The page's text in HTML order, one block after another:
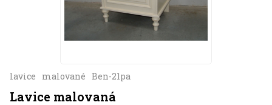
lavice malované Ben-21pa
Lavice malovaná